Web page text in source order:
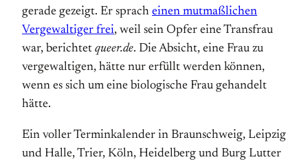
gerade gezeigt. Er sprach einen mutmaßlichen
Vergewaltiger frei, weil sein Opfer eine Transfrau
war, berichtet queer.de. Die Absicht, eine Frau zu
vergewaltigen, hätte nur erfüllt werden können,
wenn es sich um eine biologische Frau gehandelt
hätte.
Ein voller Terminkalender in Braunschweig, Leipzig
und Halle, Trier, Köln, Heidelberg und Burg Lutter